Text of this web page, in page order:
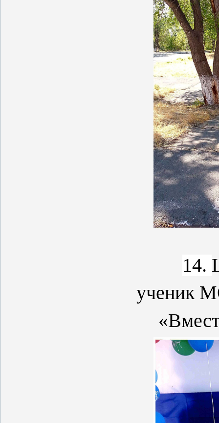
14.
ученик